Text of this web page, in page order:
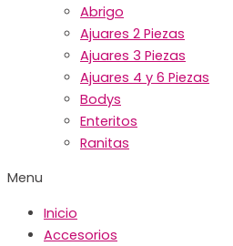
Abrigo
Ajuares 2 Piezas
Ajuares 3 Piezas
Ajuares 4 y 6 Piezas
Bodys
Enteritos
Ranitas
Menu
Inicio
Accesorios